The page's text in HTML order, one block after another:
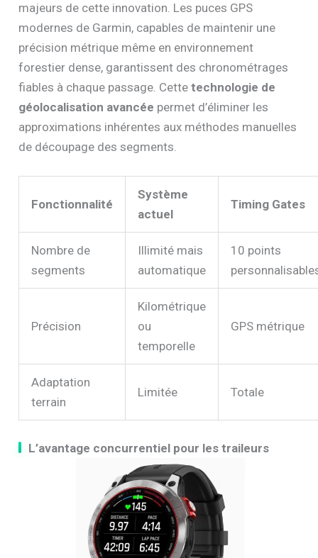
majeurs de cette innovation. Les puces GPS
modernes de Garmin, capables de maintenir une
précision métrique même en environnement
forestier dense, garantissent des chronométrages
fiables à chaque passage. Cettetechnologie de
géolocalisation avancée permet d’éliminer les
approximations inhérentes aux méthodes manuelles
de découpage des segments.
Fonctionnalité
Système
actuel
Timing Gates
Nombre de
segments
Illimité mais
automatique
10 points
Précision
Kilométrique
ou
temporelle
GPS métrique
Adaptation
terrain
Limitée Totale
L’avantage concurrentiel pour les traileurs